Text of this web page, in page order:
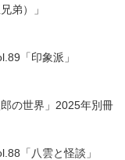
弟）」
「印象派」
郎の世界」2025年別冊
「八雲と怪談」